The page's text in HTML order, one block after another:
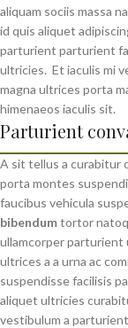
aliquam sociis massa
id quis aliquet
parturient parturient
ultricies. Et iaculis mi
magna ultrices porta
himenaeos iaculis sit.
Parturient
A sit tellus a curabitur
porta montes
faucibus vehicula
bibendumtortor
ullamcorper parturient
ultrices a a urna ac
suspendisse facilisis
aliquet ultricies
vestibulum a